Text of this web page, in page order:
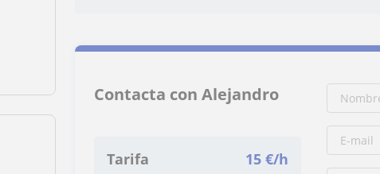
Contacta con Alejandro
Tarifa 15 €/h